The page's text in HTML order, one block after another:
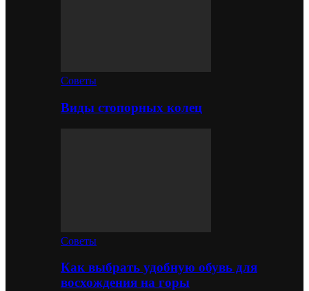
Советы
Виды стопорных колец
Советы
Как выбрать удобную обувь для
восхождения на горы